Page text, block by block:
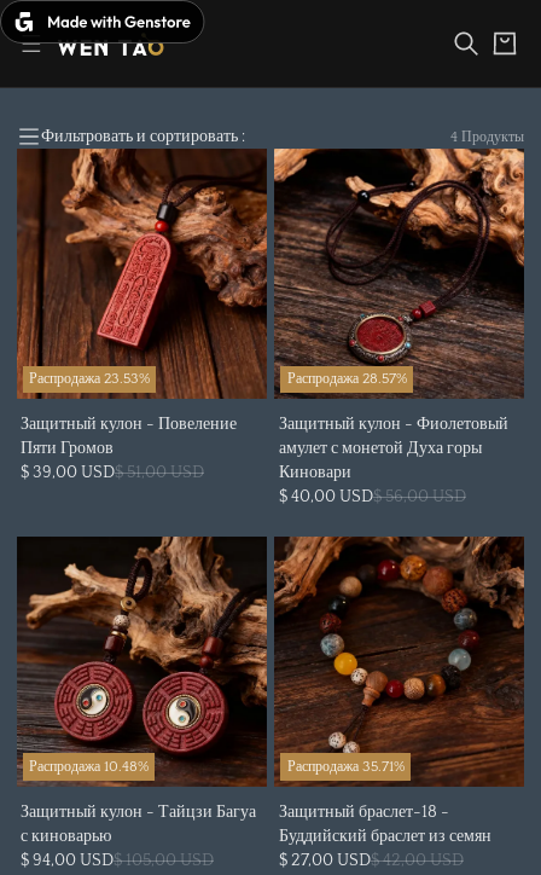
Перейти
к
содержимому
Корзина
Фильтровать и сортировать : 4 Продукты
Распродажа 23.53%
Защитный кулон - Повеление
Пяти Громов
$ 39,00 USD$ 51,00 USD
Распродажа 28.57%
Защитный кулон - Фиолетовый
амулет с монетой Духа горы
Киновари
$ 40,00 USD$ 56,00 USD
Распродажа 10.48%
Защитный кулон - Тайцзи Багуа
с киноварью
$ 94,00 USD$ 105,00 USD
Распродажа 35.71%
Защитный браслет-18 -
Буддийский браслет из семян
$ 27,00 USD$ 42,00 USD